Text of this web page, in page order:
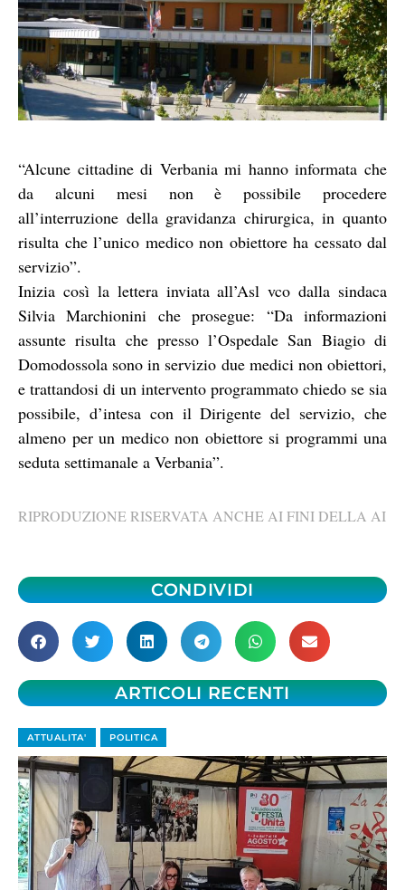
“Alcune cittadine di Verbania mi hanno informata che
da alcuni mesi non è possibile procedere
all’interruzione della gravidanza chirurgica, in quanto
risulta che l’unico medico non obiettore ha cessato dal
servizio”.
Inizia così la lettera inviata all’Asl vco dalla sindaca
Silvia Marchionini che prosegue: “Da informazioni
assunte risulta che presso l’Ospedale San Biagio di
Domodossola sono in servizio due medici non obiettori,
e trattandosi di un intervento programmato chiedo se sia
possibile, d’intesa con il Dirigente del servizio, che
almeno per un medico non obiettore si programmi una
seduta settimanale a Verbania”.
RIPRODUZIONE RISERVATA ANCHE AI FINI DELLA AI
CONDIVIDI
ARTICOLI RECENTI
ATTUALITA' POLITICA